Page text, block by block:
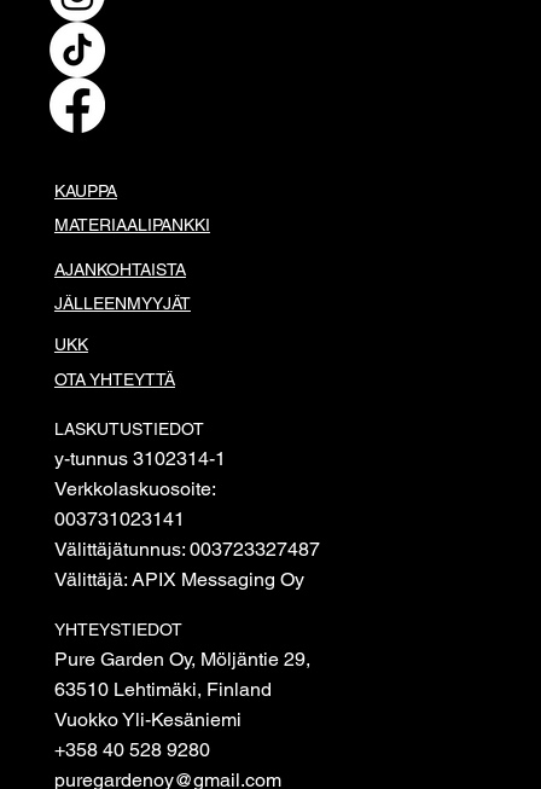
KAUPPA
MATERIAALIPANKKI
AJANKOHTAISTA
JÄLLEENMYYJÄT
UKK
OTA YHTEYTTÄ
LASKUTUSTIEDOT
y-tunnus 3102314-1
Verkkolaskuosoite:
003731023141
Välittäjätunnus: 003723327487
Välittäjä: APIX Messaging Oy
YHTEYSTIEDOT
Pure Garden Oy, Möljäntie 29,
63510 Lehtimäki, Finland
Vuokko Yli-Kesäniemi
+358 40 528 9280
puregardenoy@gmail.com